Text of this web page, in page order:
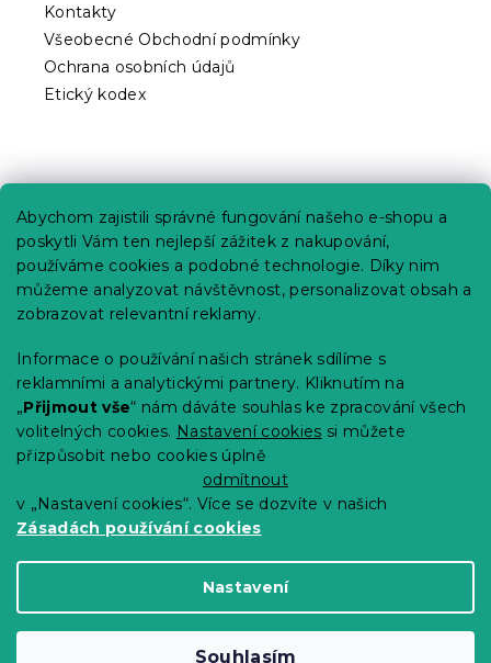
Abychom zajistili správné fungování našeho e-shopu a
poskytli Vám ten nejlepší zážitek z nakupování,
používáme cookies a podobné technologie. Díky nim
můžeme analyzovat návštěvnost, personalizovat obsah a
zobrazovat relevantní reklamy.
Informace o používání našich stránek sdílíme s
reklamními a analytickými partnery. Kliknutím na
„Přijmout vše“ nám dáváte souhlas ke zpracování všech
volitelných cookies. Nastavení cookies si můžete
přizpůsobit nebo cookies úplně
odmítnout
v „Nastavení cookies“. Více se dozvíte v našich
Zásadách používání cookies
Nastavení
Souhlasím
Kontakty
Všeobecné Obchodní podmínky
Ochrana osobních údajů
Etický kodex
Kariéra
Poptávky a B2B spolupráce
Proč se u nás registrovat?
Věrnostní program - Sleva až 10 %
Návody
Tabulky velikostí
Blog
Copyright 2026Výprodej povlečení. Všechna
práva vyhrazena.Upravit nastavení cookies